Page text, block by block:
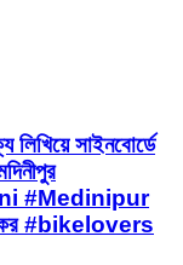
সাইনবোর্ডে
#Medinipur
#bikelovers